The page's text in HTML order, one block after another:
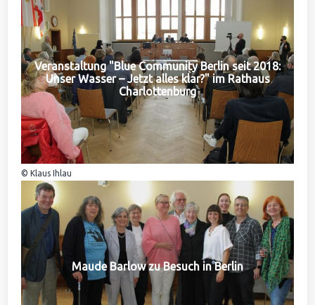
Veranstaltung "Blue Community Berlin seit 2018:
Unser Wasser – Jetzt alles klar?" im Rathaus
Charlottenburg
© Klaus Ihlau
Maude Barlow zu Besuch in Berlin